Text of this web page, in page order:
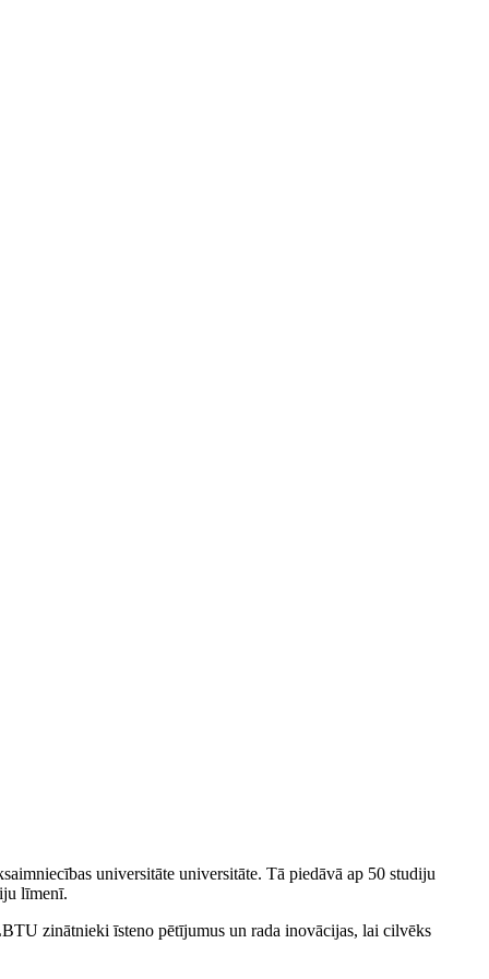
universitāte universitāte. Tā piedāvā ap 50 studiju
līmenī.
zinātnieki īsteno pētījumus un rada inovācijas, lai cilvēks